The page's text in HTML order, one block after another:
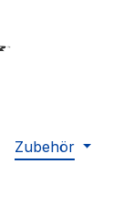
Zubehör